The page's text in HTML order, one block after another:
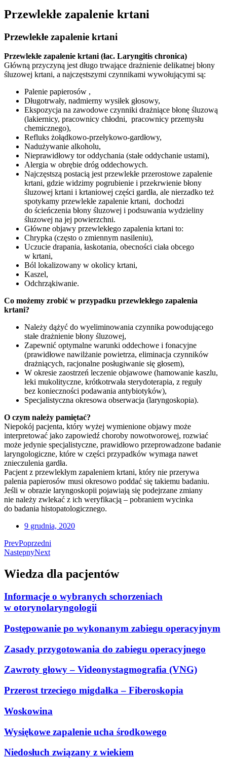
Przewlekłe zapalenie krtani
Przewlekłe zapalenie krtani
Przewlekłe zapalenie krtani (łac. Laryngitis chronica)
Główną przyczyną jest długo trwające drażnienie delikatnej błony
śluzowej krtani, a najczęstszymi czynnikami wywołującymi są:
Palenie papierosów ,
Długotrwały, nadmierny wysiłek głosowy,
Ekspozycja na zawodowe czynniki drażniące błonę śluzową
(lakiernicy, pracownicy chłodni, pracownicy przemysłu
chemicznego),
Refluks żołądkowo-przełykowo-gardłowy,
Nadużywanie alkoholu,
Nieprawidłowy tor oddychania (stałe oddychanie ustami),
Alergia w obrębie dróg oddechowych.
Najczęstszą postacią jest przewlekłe przerostowe zapalenie
krtani, gdzie widzimy pogrubienie i przekrwienie błony
śluzowej krtani i krtaniowej części gardła, ale nierzadko też
spotykamy przewlekłe zapalenie krtani, dochodzi
do ścieńczenia błony śluzowej i podsuwania wydzieliny
śluzowej na jej powierzchni.
Główne objawy przewlekłego zapalenia krtani to:
Chrypka (często o zmiennym nasileniu),
Uczucie drapania, łaskotania, obecności ciała obcego
w krtani,
Ból lokalizowany w okolicy krtani,
Kaszel,
Odchrząkiwanie.
Co możemy zrobić w przypadku przewlekłego zapalenia
krtani?
Należy dążyć do wyeliminowania czynnika powodującego
stałe drażnienie błony śluzowej,
Zapewnić optymalne warunki oddechowe i fonacyjne
(prawidłowe nawilżanie powietrza, eliminacja czynników
drażniących, racjonalne posługiwanie się głosem),
W okresie zaostrzeń leczenie objawowe (hamowanie kaszlu,
leki mukolityczne, krótkotrwała sterydoterapia, z reguły
bez konieczności podawania antybiotyków),
Specjalistyczna okresowa obserwacja (laryngoskopia).
O czym należy pamiętać?
Niepokój pacjenta, który wyżej wymienione objawy może
interpretować jako zapowiedź choroby nowotworowej, rozwiać
może jedynie specjalistyczne, prawidłowo przeprowadzone badanie
laryngologiczne, które w części przypadków wymaga nawet
znieczulenia gardła.
Pacjent z przewlekłym zapaleniem krtani, który nie przerywa
palenia papierosów musi okresowo poddać się takiemu badaniu.
Jeśli w obrazie laryngoskopii pojawiają się podejrzane zmiany
nie należy zwlekać z ich weryfikacją – pobraniem wycinka
do badania histopatologicznego.
9 grudnia, 2020
PrevPoprzedni
NastępnyNext
Wiedza dla pacjentów
Informacje o wybranych schorzeniach
w otorynolaryngologii
Postępowanie po wykonanym zabiegu operacyjnym
Zasady przygotowania do zabiegu operacyjnego
Zawroty głowy – Videonystagmografia (VNG)
Przerost trzeciego migdałka – Fiberoskopia
Woskowina
Wysiękowe zapalenie ucha środkowego
Niedosłuch związany z wiekiem